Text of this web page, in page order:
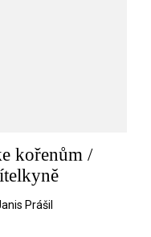
kořenům /
Prášil